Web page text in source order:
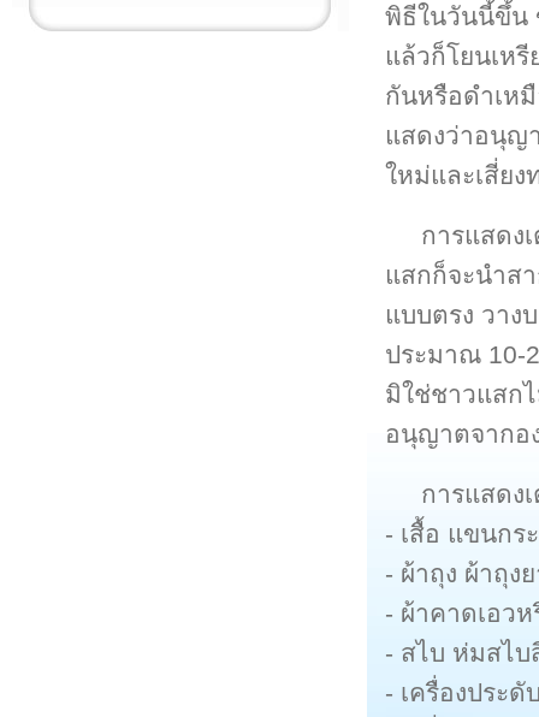
พิธีในวันนี้ขึ้น
แล้วก็โยนเห
กันหรือดำเห
แสดงว่าอนุญ
ใหม่และเสี่ย
การแสดง
แสกก็จะนำส
แบบตรง วาง
ประมาณ 10-
มิใช่ชาวแสก
อนุญาตจากอ
การแสดง
- เสื้อ แขนกร
- ผ้าถุง ผ้าถุง
- ผ้าคาดเอว
- สไบ ห่มสไบ
- เครื่องประ